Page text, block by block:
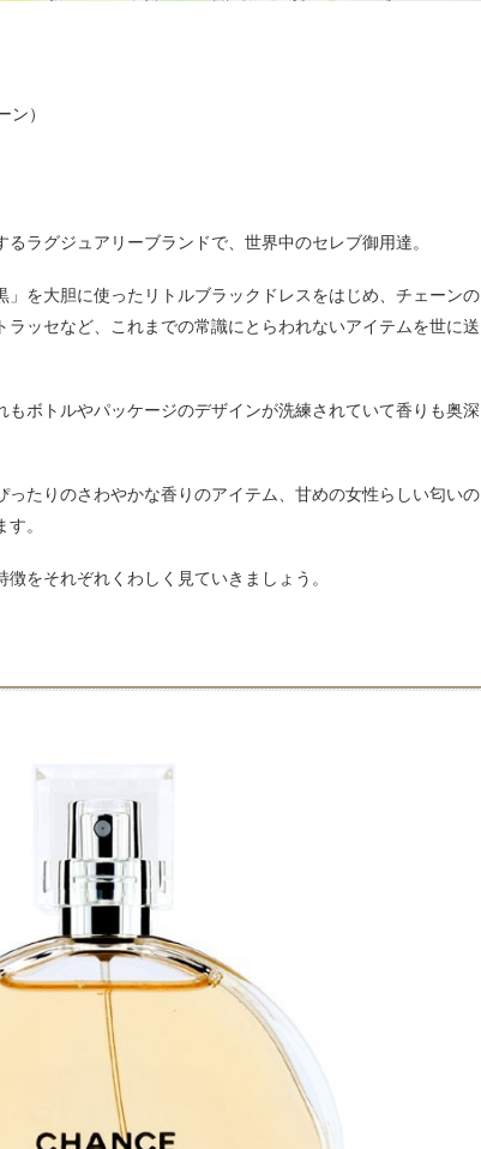
ン）
ラグジュアリーブランドで、世界中のセレブ御用達。
」を大胆に使ったリトルブラックドレスをはじめ、チェーンの
ラッセなど、これまでの常識にとらわれないアイテムを世に送
もボトルやパッケージのデザインが洗練されていて香りも奥深
ったりのさわやかな香りのアイテム、甘めの女性らしい匂いの
。
をそれぞれくわしく見ていきましょう。